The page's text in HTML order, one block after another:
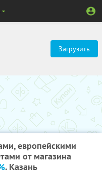
Загрузить
европейскими
от магазина
. Казань